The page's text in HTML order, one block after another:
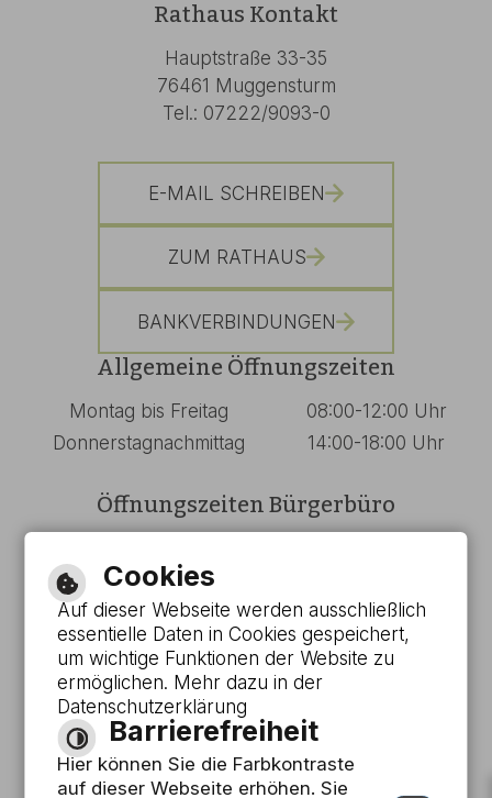
Rathaus Kontakt
Hauptstraße 33-35
76461 Muggensturm
Tel.: 07222/9093-0
E-MAIL SCHREIBEN
ZUM RATHAUS
BANKVERBINDUNGEN
Allgemeine Öffnungszeiten
Montag bis Freitag
08:00-12:00 Uhr
Donnerstagnachmittag
14:00-18:00 Uhr
Öffnungszeiten Bürgerbüro
Donnerstag
Freitag
08:00-12:00 Uhr
Barrierefreie Ansicht
Leichte Sprache
Gebärdensprache
Cookies
Auf dieser Webseite werden ausschließlich
essentielle Daten in Cookies gespeichert,
um wichtige Funktionen der Website zu
ermöglichen. Mehr dazu in der
Datenschutzerklärung
Barrierefreiheit
Hier können Sie die Farbkontraste
auf dieser Webseite erhöhen. Sie